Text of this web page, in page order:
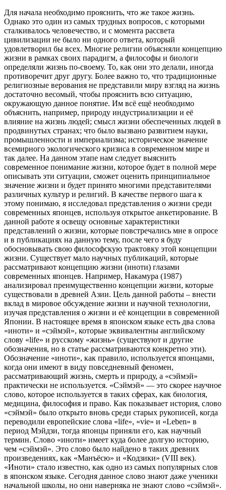
Для начала необходимо прояснить, что же такое жизнь.
Однако это один из самых трудных вопросов, с которыми
сталкивалось человечество, и с момента рассвета
цивилизации не было ни одного ответа, который
удовлетворил бы всех. Многие религии объясняли концепцию
жизни в рамках своих парадигм, а философы и биологи
определяли жизнь по-своему. То, как они это делали, иногда
противоречит друг другу. Более важно то, что традиционные
религиозные верования не представили миру взгляд на жизнь
достаточно весомый, чтобы прояснить всю ситуацию,
окружающую данное понятие. Им всё ещё необходимо
объяснить, например, природу индустриализации и её
влияние на жизнь людей; смысл жизни обеспеченных людей в
продвинутых странах; что было вызвано развитием науки,
промышленности и империализма; историческое значение
всемирного экологического кризиса в современном мире и
так далее. На данном этапе нам следует выяснить
современное понимание жизни, которое будет в полной мере
описывать эти ситуации, сможет оценить принципиальное
значение жизни и будет принято многими представителями
различных культур и религий. В качестве первого шага к
этому понимаю, я исследовал представления о жизни среди
современных японцев, используя открытое анкетирование. В
данной работе я освещу основные характеристики
представлений о жизни, которые повстречались мне в опросе
и в публикациях на данную тему, после чего я буду
обосновывать свою философскую трактовку этой концепции
жизни. Существует мало научных публикаций, которые
рассматривают концепцию жизни (иноти) глазами
современных японцев. Например, Накамура (1987)
анализировал преимущественно концепции жизни, которые
существовали в древней Азии. Цель данной работы – внести
вклад в мировое обсуждение жизни и научной технологии,
изучая представления о жизни и её концепции в современной
Японии. В настоящее время в японском языке есть два слова
«иноти» и «сэймэй», которые эквивалентны английскому
слову «life» и русскому «жизнь» (существуют и другие
обозначения, но в статье рассматриваются конкретно эти).
Обозначение «иноти», как правило, используется японцами,
когда они имеют в виду повседневный феномен,
рассматривающий жизнь, смерть и природу, а «сэймэй»
практически не используется. «Сэймэй» — это скорее научное
слово, которое используется в таких сферах, как биология,
медицина, философия и право. Как показывает история, слово
«сэймэй» было открыто вновь среди старых рукописей, когда
переводили европейские слова «life», «vie» и «Leben» в
период Мэйдзи, тогда японцы приняли его, как научный
термин. Слово «иноти» имеет куда более долгую историю,
чем «сэймэй». Это слово было найдено в таких древних
произведениях, как «Манъёсю» и «Кодзики» (VIII век).
«Иноти» стало известно, как одно из самых популярных слов
в японском языке. Сегодня данное слово знают даже ученики
начальной школы, но они наверняка не знают слово «сэймэй».